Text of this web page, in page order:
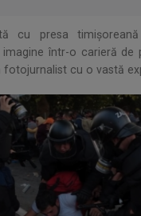
cu presa
imagine într-o carieră de
fotojurnalist cu o vastă